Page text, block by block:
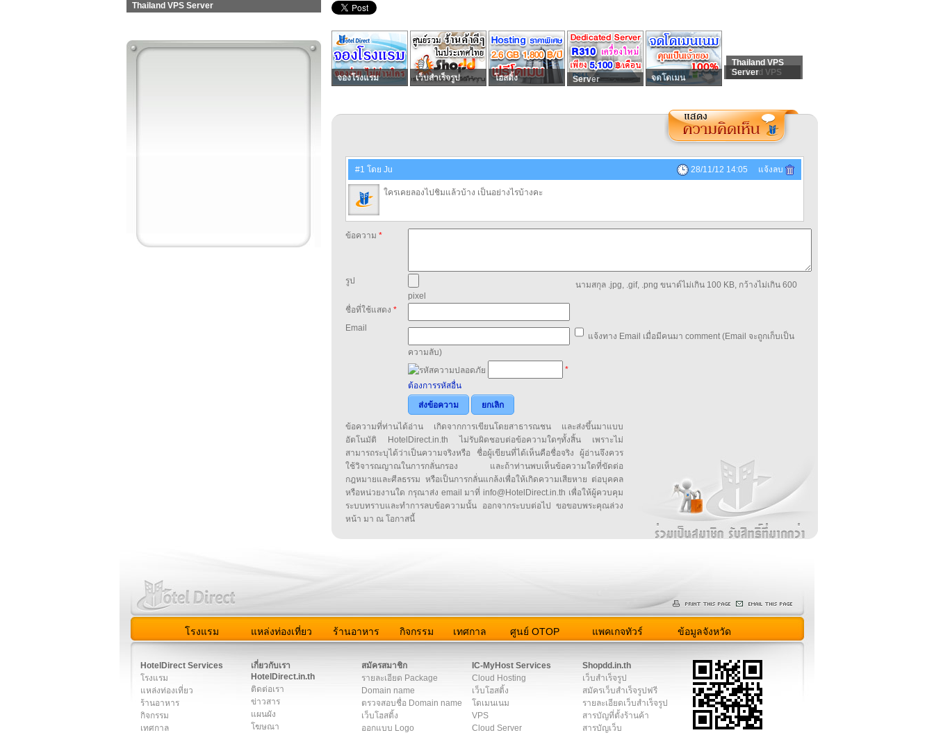
Thailand VPS Server
จองโรงแรม เว็บสำเร็จรูป โฮสติ้ง Server จดโดเมน
Thailand VPS
Thailand VPS
Server
#1 โดย Ju 28/11/12 14:05 แจ้งลบ
ใครเคยลองไปชิมแล้วบ้าง เป็นอย่างไรบ้างคะ
ข้อความ *
รูป
นามสกุล .jpg, .gif, .png ขนาด์ไม่เกิน 100 KB, กว้างไม่เกิน 600
pixel
ชื่อที่ใช้แสดง *
Email
แจ้งทาง Email เมื่อมีคนมา comment (Email จะถูกเก็บเป็น
ความลับ)
*
ต้องการรหัสอื่น
ส่งข้อความ
ยกเลิก
ข้อความที่ท่านได้อ่าน เกิดจากการเขียนโดยสาธารณชน และส่งขึ้นมาแบบ
อัตโนมัติ HotelDirect.in.th ไม่รับผิดชอบต่อข้อความใดๆทั้งสิ้น เพราะไม่
สามารถระบุได้ว่าเป็นความจริงหรือ ชื่อผู้เขียนที่ได้เห็นคือชื่อจริง ผู้อ่านจึงควร
ใช้วิจารณญาณในการกลั่นกรอง และถ้าท่านพบเห็นข้อความใดที่ขัดต่อ
กฎหมายและศีลธรรม หรือเป็นการกลั่นแกล้งเพื่อให้เกิดความเสียหาย ต่อบุคคล
หรือหน่วยงานใด กรุณาส่ง email มาที่ info@HotelDirect.in.th เพื่อให้ผู้ควบคุม
ระบบทราบและทำการลบข้อความนั้น ออกจากระบบต่อไป ขอขอบพระคุณล่วง
หน้า มา ณ โอกาสนี้
โรงแรม แหล่งท่องเที่ยว ร้านอาหาร กิจกรรม เทศกาล ศูนย์ OTOP แพคเกจทัวร์ ข้อมูลจังหวัด
HotelDirect Services
โรงแรม
แหล่งท่องเที่ยว
ร้านอาหาร
กิจกรรม
เทศกาล
เกี่ยวกับเรา
HotelDirect.in.th
ติดต่อเรา
ข่าวสาร
แผนผัง
โฆษณา
สมัครสมาชิก
รายละเอียด Package
Domain name
ตรวจสอบชื่อ Domain name
เว็บโฮสติ้ง
ออกแบบ Logo
IC-MyHost Services
Cloud Hosting
เว็บโฮสติ้ง
โดเมนเนม
VPS
Cloud Server
Shopdd.in.th
เว็บสำเร็จรูป
สมัครเว็บสำเร็จรูปฟรี
รายละเอียดเว็บสำเร็จรูป
สารบัญที่ตั้งร้านค้า
สารบัญเว็บ